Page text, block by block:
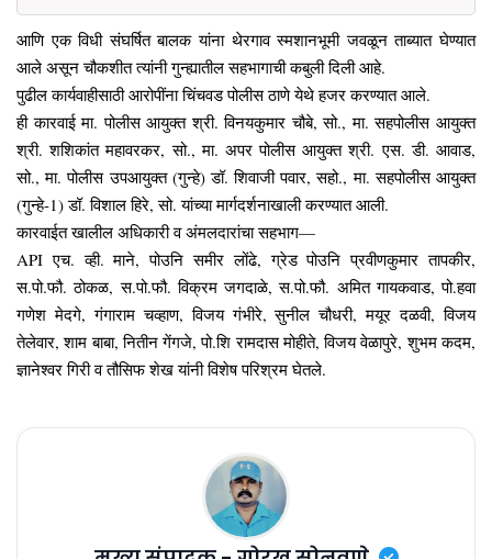
आणि एक विधी संघर्षित बालक यांना थेरगाव स्मशानभूमी जवळून ताब्यात घेण्यात
आले असून चौकशीत त्यांनी गुन्ह्यातील सहभागाची कबुली दिली आहे.
पुढील कार्यवाहीसाठी आरोपींना चिंचवड पोलीस ठाणे येथे हजर करण्यात आले.
ही कारवाई मा. पोलीस आयुक्त श्री. विनयकुमार चौबे, सो., मा. सहपोलीस आयुक्त
श्री. शशिकांत महावरकर, सो., मा. अपर पोलीस आयुक्त श्री. एस. डी. आवाड,
सो., मा. पोलीस उपआयुक्त (गुन्हे) डॉ. शिवाजी पवार, सहो., मा. सहपोलीस आयुक्त
(गुन्हे-1) डॉ. विशाल हिरे, सो. यांच्या मार्गदर्शनाखाली करण्यात आली.
कारवाईत खालील अधिकारी व अंमलदारांचा सहभाग—
API एच. व्ही. माने, पोउनि समीर लोंढे, ग्रेड पोउनि प्रवीणकुमार तापकीर,
स.पो.फौ. ठोकळ, स.पो.फौ. विक्रम जगदाळे, स.पो.फौ. अमित गायकवाड, पो.हवा
गणेश मेदगे, गंगाराम चव्हाण, विजय गंभीरे, सुनील चौधरी, मयूर दळवी, विजय
तेलेवार, शाम बाबा, नितीन गेंगजे, पो.शि रामदास मोहीते, विजय वेळापुरे, शुभम कदम,
ज्ञानेश्वर गिरी व तौसिफ शेख यांनी विशेष परिश्रम घेतले.